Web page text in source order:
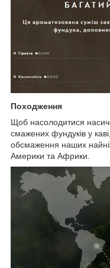
Походження
Щоб насолодитися
смажених фундуків у
обсмаження наших
Америки та Африки.